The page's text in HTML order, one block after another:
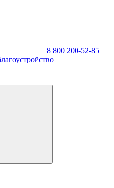
8 800 200-52-85